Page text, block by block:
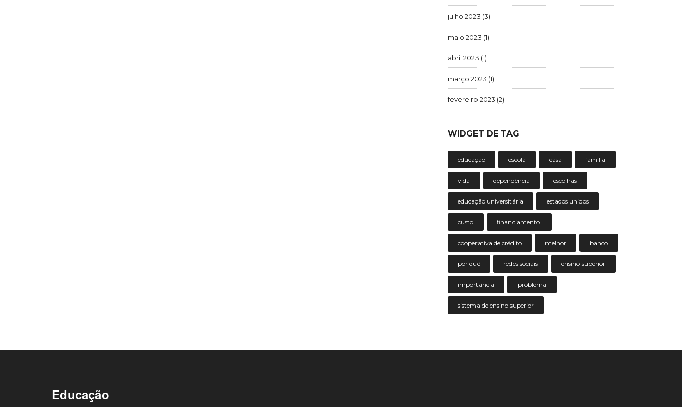
julho 2023 (3)
maio 2023 (1)
abril 2023 (1)
março 2023 (1)
fevereiro 2023 (2)
WIDGET DE TAG
educação escola casa família
vida dependência escolhas
educação universitária estados unidos
custo financiamento.
cooperativa de crédito melhor banco
por quê redes sociais ensino superior
importância problema
sistema de ensino superior
Educação